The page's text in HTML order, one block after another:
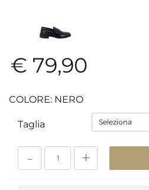
€ 79,90
COLORE: NERO
Taglia Seleziona